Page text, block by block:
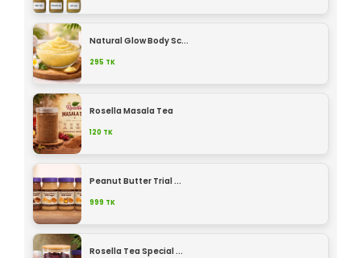
Natural Glow Body Sc...
295 TK
Rosella Masala Tea
120 TK
Peanut Butter Trial ...
999 TK
Rosella Tea Special ...